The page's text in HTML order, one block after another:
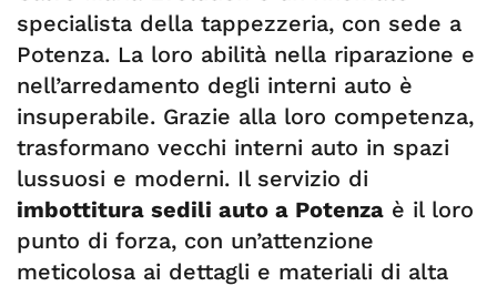
specialista della tappezzeria, con sede a
Potenza. La loro abilità nella riparazione e
nell’arredamento degli interni auto è
insuperabile. Grazie alla loro competenza,
trasformano vecchi interni auto in spazi
lussuosi e moderni. Il servizio di
imbottitura sedili auto a Potenza è il loro
punto di forza, con un’attenzione
meticolosa ai dettagli e materiali di alta